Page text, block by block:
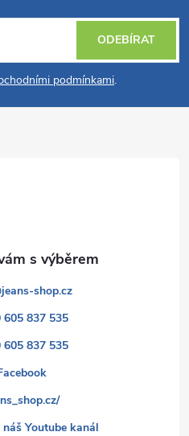
podmínkami.
ODEBÍRAT
jeans-shop.cz
605 837 535
605 837 535
Youtube kanál